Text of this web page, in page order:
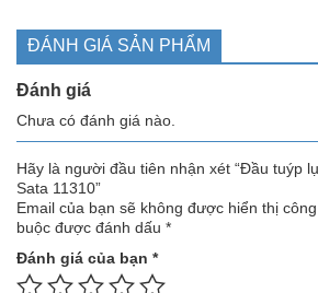
ĐÁNH GIÁ SẢN PHẨM
Đánh giá
Chưa có đánh giá nào.
Hãy là người đầu tiên nhận xét “Đầu tuýp
Sata 11310”
Email của bạn sẽ không được hiển thị
buộc được đánh dấu *
Đánh giá của bạn *